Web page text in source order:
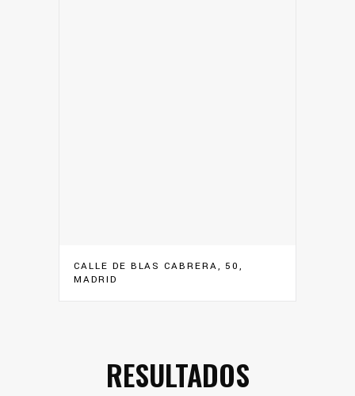
CALLE DE BLAS CABRERA, 50,
MADRID
RESULTADOS